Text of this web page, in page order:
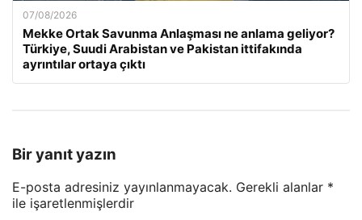
07/08/2026
Mekke Ortak Savunma Anlaşması ne anlama geliyor?
Türkiye, Suudi Arabistan ve Pakistan ittifakında
ayrıntılar ortaya çıktı
Bir yanıt yazın
E-posta adresiniz yayınlanmayacak. Gerekli alanlar *
ile işaretlenmişlerdir